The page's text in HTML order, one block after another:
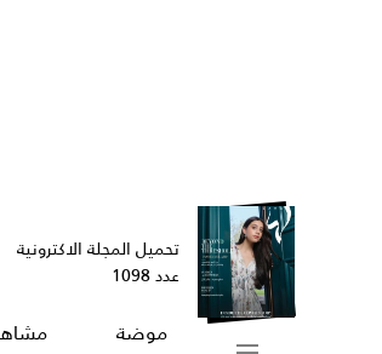
تحميل المجلة الاكترونية
عدد 1098
موضة